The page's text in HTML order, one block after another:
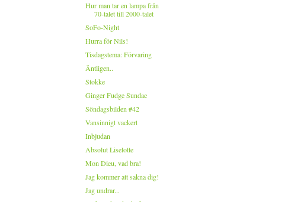
Hur man tar en lampa från
70-talet till 2000-talet
SoFo-Night
Hurra för Nils!
Tisdagstema: Förvaring
Äntligen..
Stokke
Ginger Fudge Sundae
Söndagsbilden #42
Vansinnigt vackert
Inbjudan
Absolut Liselotte
Mon Dieu, vad bra!
Jag kommer att sakna dig!
Jag undrar...